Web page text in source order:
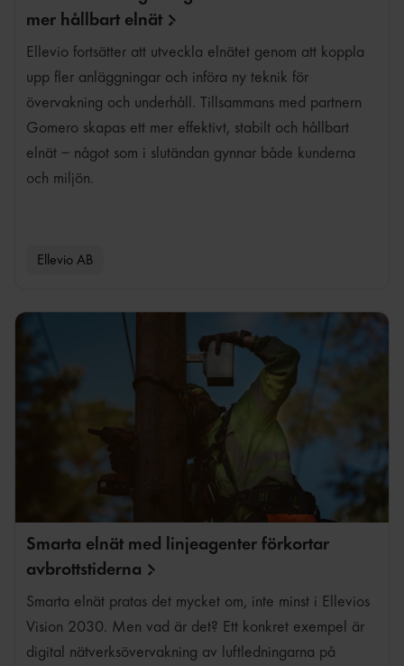
mer hållbart elnät
Ellevio fortsätter att utveckla elnätet genom att koppla
upp fler anläggningar och införa ny teknik för
övervakning och underhåll. Tillsammans med partnern
Gomero skapas ett mer effektivt, stabilt och hållbart
elnät – något som i slutändan gynnar både kunderna
och miljön.
Ellevio AB
Smarta elnät med linjeagenter förkortar
avbrottstiderna
Smarta elnät pratas det mycket om, inte minst i Ellevios
Vision 2030. Men vad är det? Ett konkret exempel är
digital nätverksövervakning av luftledningarna på